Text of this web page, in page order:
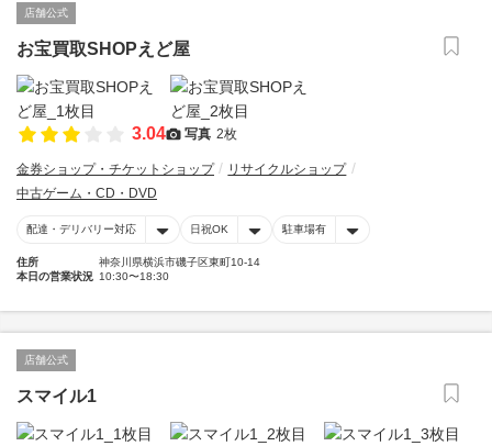
店舗公式
お宝買取SHOPえど屋
3.04 写真 2枚
金券ショップ・チケットショップ
リサイクルショップ
中古ゲーム・CD・DVD
配達・デリバリー対応 日祝OK 駐車場有
住所
神奈川県横浜市磯子区東町10-14
本日の営業状況 10:30〜18:30
店舗公式
スマイル1